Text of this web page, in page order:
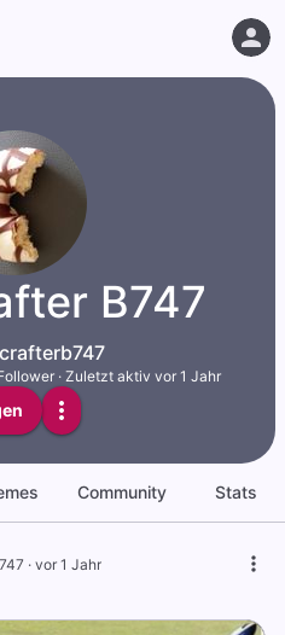
B747
· Zuletzt aktiv vor 1 Jahr
Community Stats
· vor 1 Jahr